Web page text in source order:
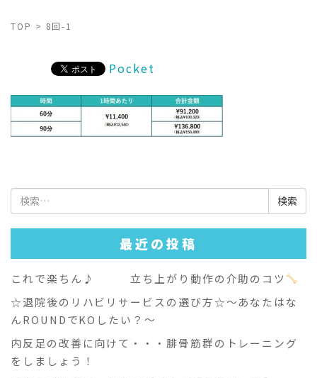
TOP > 8回-1
Pocket
検
索:
最近の投稿
これで楽ちん♪ 立ち上がり動作の介助のコツ
☆退院後のリハビリサービスの選び方☆～あなたはな
んROUNDでKOしたい？～
内反足の改善に向けて・・・腓骨筋群のトレーニング
をしましょう！